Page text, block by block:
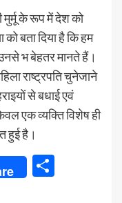
मुर्मू के रूप में देश को
बता दिया है कि हम
भ बेहतर मानते हैं।
राष्ट्रपति चुनेजाने
से बधाई एवं
एक व्यक्ति विशेष ही
हुई है।